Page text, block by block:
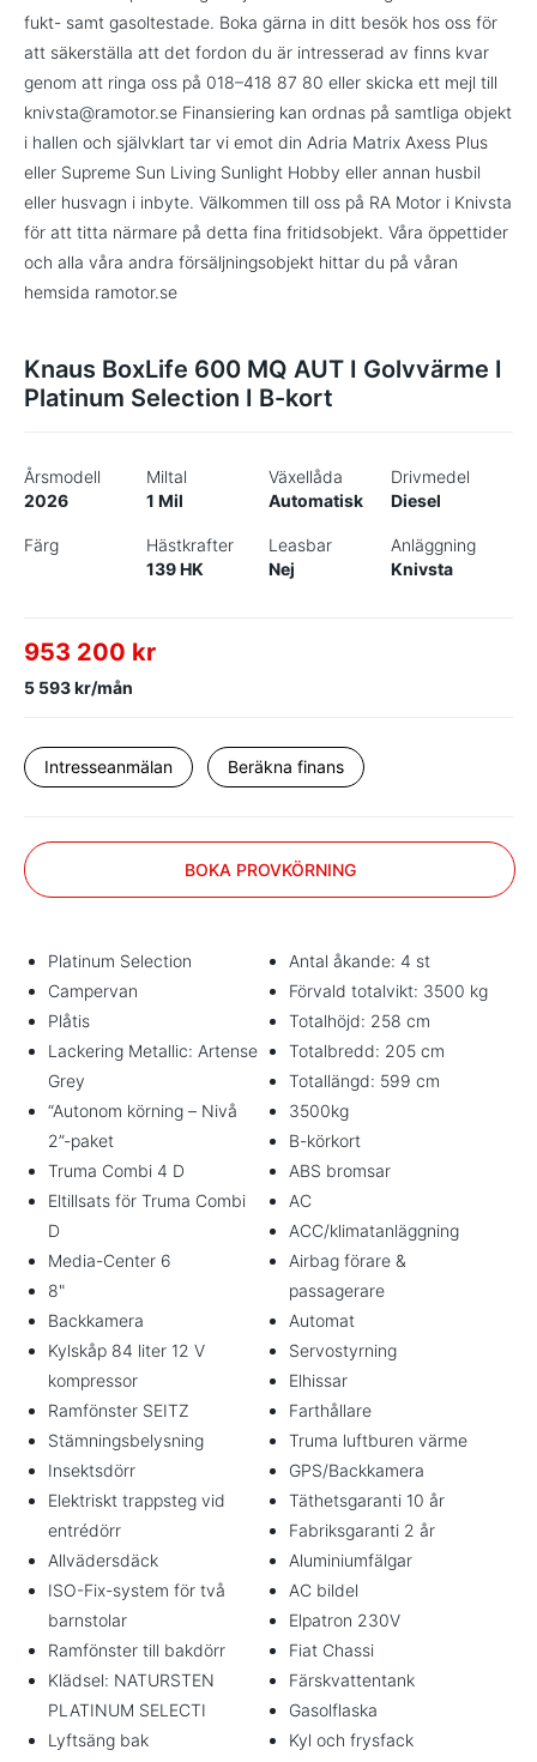
fukt- samt gasoltestade. Boka gärna in ditt besök hos oss för
att säkerställa att det fordon du är intresserad av finns kvar
genom att ringa oss på 018–418 87 80 eller skicka ett mejl till
knivsta@ramotor.se Finansiering kan ordnas på samtliga objekt
i hallen och självklart tar vi emot din Adria Matrix Axess Plus
eller Supreme Sun Living Sunlight Hobby eller annan husbil
eller husvagn i inbyte. Välkommen till oss på RA Motor i Knivsta
för att titta närmare på detta fina fritidsobjekt. Våra öppettider
och alla våra andra försäljningsobjekt hittar du på våran
hemsida ramotor.se
Knaus BoxLife 600 MQ AUT I Golvvärme I
Platinum Selection I B-kort
Årsmodell
2026
Miltal
1 Mil
Växellåda
Automatisk
Drivmedel
Diesel
Färg
Hästkrafter
139 HK
Leasbar
Nej
Anläggning
Knivsta
953 200 kr
5 593 kr/mån
Intresseanmälan Beräkna finans
BOKA PROVKÖRNING
Platinum Selection
Campervan
Plåtis
Lackering Metallic: Artense
Grey
“Autonom körning – Nivå
2”-paket
Truma Combi 4 D
Eltillsats för Truma Combi
D
Media-Center 6
8"
Backkamera
Kylskåp 84 liter 12 V
kompressor
Ramfönster SEITZ
Stämningsbelysning
Insektsdörr
Elektriskt trappsteg vid
entrédörr
Allvädersdäck
ISO-Fix-system för två
barnstolar
Ramfönster till bakdörr
Klädsel: NATURSTEN
PLATINUM SELECTI
Lyftsäng bak
Antal åkande: 4 st
Förvald totalvikt: 3500 kg
Totalhöjd: 258 cm
Totalbredd: 205 cm
Totallängd: 599 cm
3500kg
B-körkort
ABS bromsar
AC
ACC/klimatanläggning
Airbag förare &
passagerare
Automat
Servostyrning
Elhissar
Farthållare
Truma luftburen värme
GPS/Backkamera
Täthetsgaranti 10 år
Fabriksgaranti 2 år
Aluminiumfälgar
AC bildel
Elpatron 230V
Fiat Chassi
Färskvattentank
Gasolflaska
Kyl och frysfack